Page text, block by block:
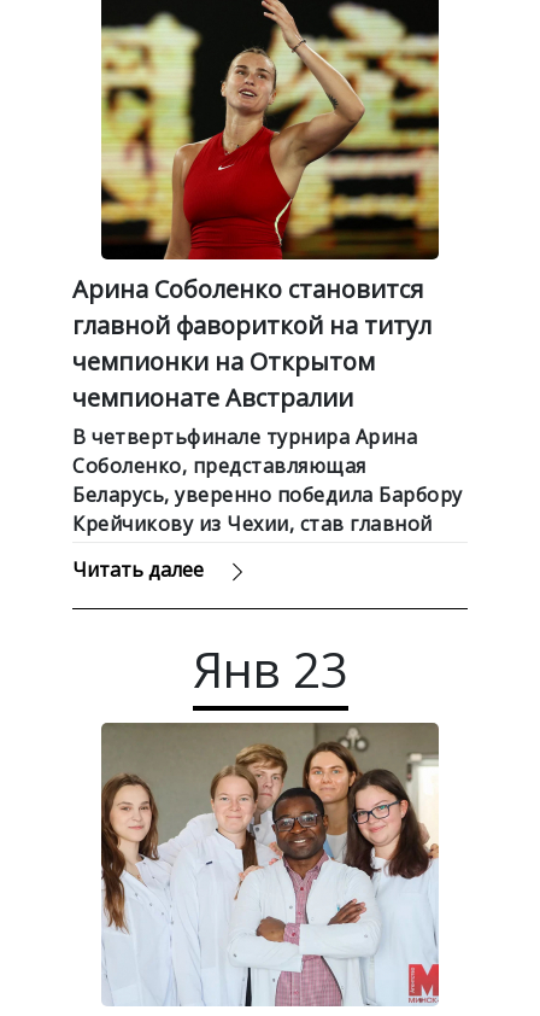
Арина Соболенко становится
главной фавориткой на титул
чемпионки на Открытом
чемпионате Австралии
В четвертьфинале турнира Арина
Соболенко, представляющая
Беларусь, уверенно победила Барбору
Крейчикову из Чехии, став главной
Открытом чемпионате Австралии,
пишет СБ. Беларусь сегодня.
Читать далее
Янв 23